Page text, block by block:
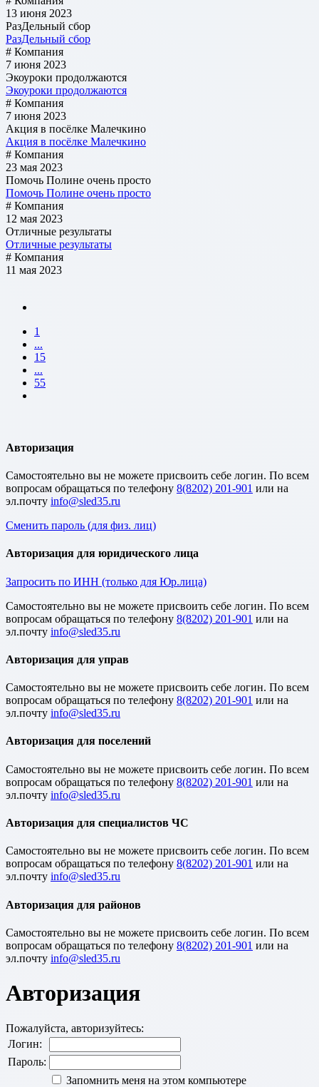
13 июня 2023
РазДельный сбор
РазДельный сбор
# Компания
7 июня 2023
Экоуроки продолжаются
Экоуроки продолжаются
# Компания
7 июня 2023
Акция в посёлке Малечкино
Акция в посёлке Малечкино
# Компания
23 мая 2023
Помочь Полине очень просто
Помочь Полине очень просто
# Компания
12 мая 2023
Отличные результаты
Отличные результаты
# Компания
11 мая 2023
1
...
15
...
55
Авторизация
Cамостоятельно вы не можете присвоить себе логин. По всем
вопросам обращаться по телефону 8(8202) 201-901 или на
эл.почту
Сменить пароль (для физ. лиц)
Авторизация для юридического лица
Запросить по ИНН (только для Юр.лица)
Cамостоятельно вы не можете присвоить себе логин. По всем
вопросам обращаться по телефону 8(8202) 201-901 или на
эл.почту
Авторизация для управ
Cамостоятельно вы не можете присвоить себе логин. По всем
вопросам обращаться по телефону 8(8202) 201-901 или на
эл.почту
Авторизация для поселений
Cамостоятельно вы не можете присвоить себе логин. По всем
вопросам обращаться по телефону 8(8202) 201-901 или на
эл.почту
Авторизация для специалистов ЧС
Cамостоятельно вы не можете присвоить себе логин. По всем
вопросам обращаться по телефону 8(8202) 201-901 или на
эл.почту
Авторизация для районов
Cамостоятельно вы не можете присвоить себе логин. По всем
вопросам обращаться по телефону 8(8202) 201-901 или на
эл.почту
Авторизация
Пожалуйста, авторизуйтесь:
Логин:
Пароль:
Запомнить меня на этом компьютере